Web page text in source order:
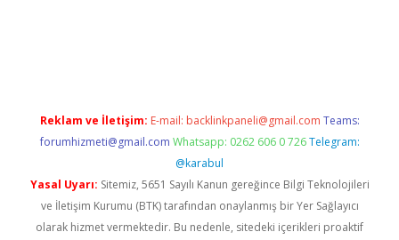
Reklam ve İletişim: E-mail: backlinkpaneli@gmail.com Teams:
forumhizmeti@gmail.com Whatsapp: 0262 606 0 726 Telegram:
@karabul
Yasal Uyarı: Sitemiz, 5651 Sayılı Kanun gereğince Bilgi Teknolojileri
ve İletişim Kurumu (BTK) tarafından onaylanmış bir Yer Sağlayıcı
olarak hizmet vermektedir. Bu nedenle, sitedeki içerikleri proaktif